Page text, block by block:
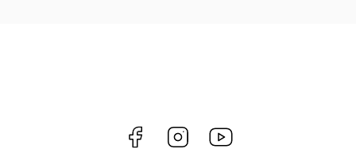
Facebook Instagram